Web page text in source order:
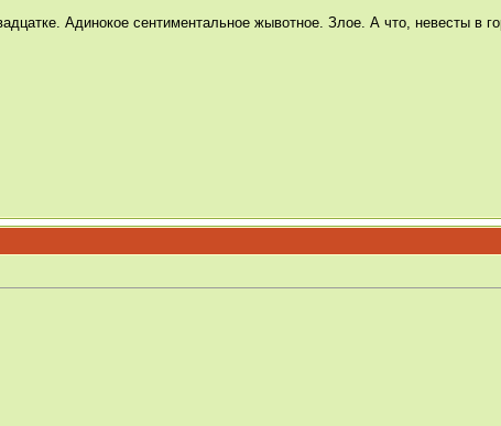
Адинокое сентиментальное жывотное. Злое. А что, невесты в